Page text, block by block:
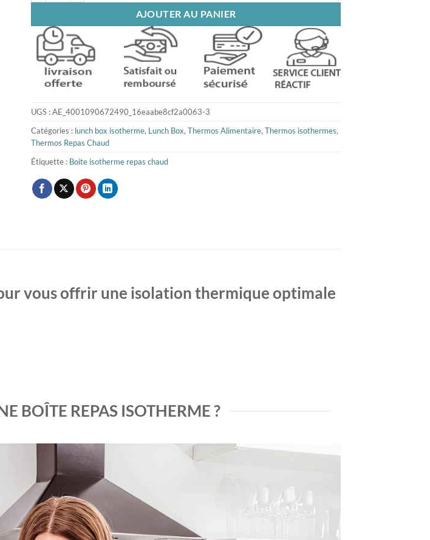
AJOUTER AU PANIER
UGS :AE_4001090672490_16eaabe8cf2a0063-3
Catégories : lunch box isotherme, Lunch Box, Thermos Alimentaire, Thermos isothermes,
Thermos Repas Chaud
Étiquette : Boite isotherme repas chaud
vous offrir une isolation thermique optimale
BOÎTE REPAS ISOTHERME ?